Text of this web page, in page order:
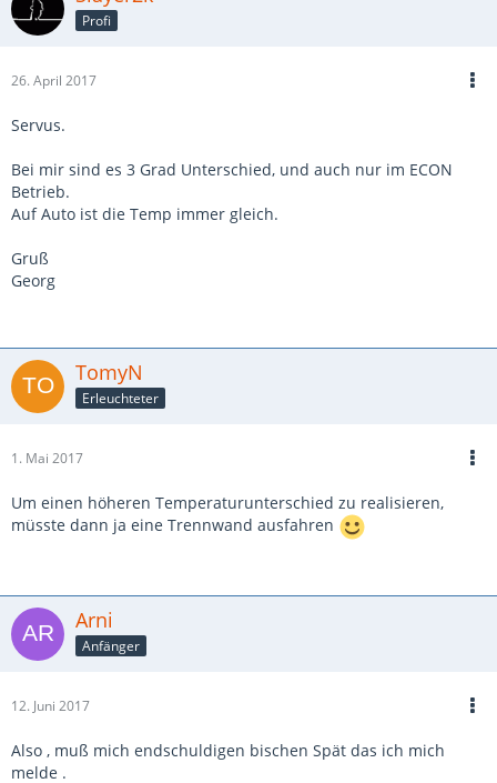
Profi
26. April 2017
Servus.
Bei mir sind es 3 Grad Unterschied, und auch nur im ECON
Betrieb.
Auf Auto ist die Temp immer gleich.
Gruß
Georg
TomyN
Erleuchteter
1. Mai 2017
Um einen höheren Temperaturunterschied zu realisieren,
müsste dann ja eine Trennwand ausfahren
Arni
Anfänger
12. Juni 2017
Also , muß mich endschuldigen bischen Spät das ich mich
melde .